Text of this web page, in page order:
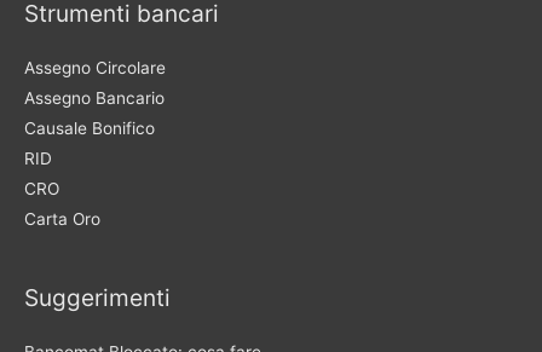
Strumenti bancari
Assegno Circolare
Assegno Bancario
Causale Bonifico
RID
CRO
Carta Oro
Suggerimenti